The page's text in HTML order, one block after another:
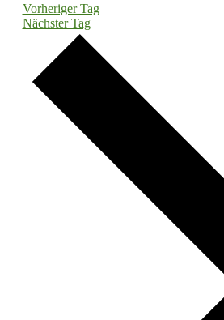
Vorheriger Tag
Nächster Tag